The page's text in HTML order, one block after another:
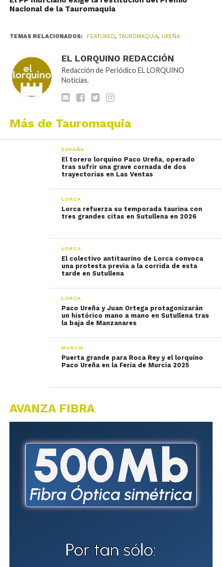
Nacional de la Tauromaquia
TEMAS RELACIONADOS: FEATURED, TAUROMAQUÍA, UREÑA
EL LORQUINO REDACCIÓN
Redacción de Periódico EL LORQUINO
Noticias.
Más de Tauromaquia
ESPAÑA
El torero lorquino Paco Ureña, operado
tras sufrir una grave cornada de dos
trayectorias en Las Ventas
LORCA
Lorca refuerza su temporada taurina con
tres grandes citas en Sutullena en 2026
LORCA
El colectivo antitaurino de Lorca convoca
una protesta previa a la corrida de esta
tarde en Sutullena
LORCA
Paco Ureña y Juan Ortega protagonizarán
un histórico mano a mano en Sutullena tras
la baja de Manzanares
MURCIA
Puerta grande para Roca Rey y el lorquino
Paco Ureña en la Feria de Murcia 2025
AVANZA FIBRA